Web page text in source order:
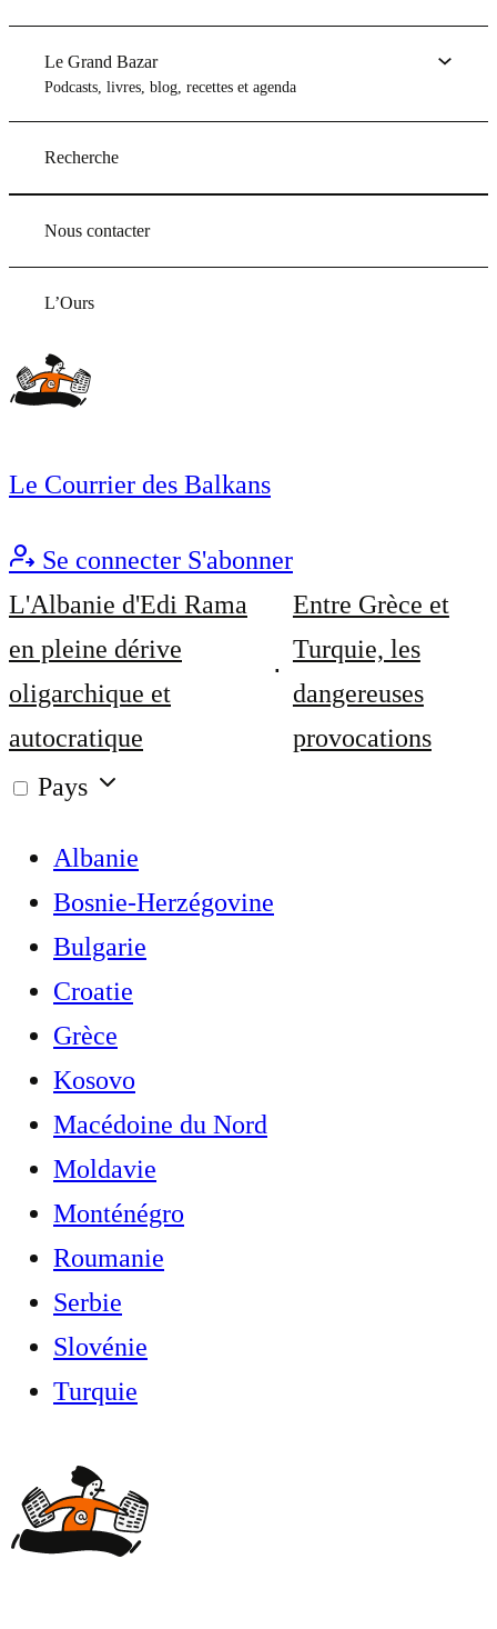
Le Grand Bazar
Podcasts, livres, blog, recettes et agenda
Recherche
Nous contacter
L’Ours
Le Courrier des Balkans
Se connecter S'abonner
L'Albanie d'Edi Rama
en pleine dérive
oligarchique et
autocratique
Entre Grèce et
Turquie, les
dangereuses
provocations
Pays
Albanie
Bosnie-Herzégovine
Bulgarie
Croatie
Grèce
Kosovo
Macédoine du Nord
Moldavie
Monténégro
Roumanie
Serbie
Slovénie
Turquie